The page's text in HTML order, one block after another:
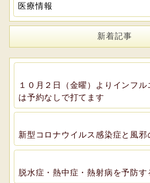
医療情報
新着記事
１０月２日（金曜）よりインフ
は予約なしで打てます
新型コロナウイルス感染症と風邪
脱水症・熱中症・熱射病を予防す